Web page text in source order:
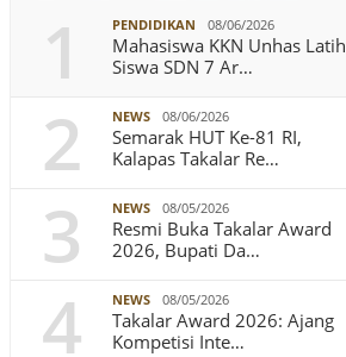
1 PENDIDIKAN 08/06/2026
Mahasiswa KKN Unhas Latih
Siswa SDN 7 Ar…
2 NEWS 08/06/2026
Semarak HUT Ke-81 RI,
Kalapas Takalar Re…
3 NEWS 08/05/2026
Resmi Buka Takalar Award
2026, Bupati Da…
4 NEWS 08/05/2026
Takalar Award 2026: Ajang
Kompetisi Inte…